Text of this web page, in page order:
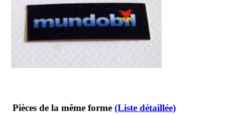
Pièces de la même forme(Liste détaillée)